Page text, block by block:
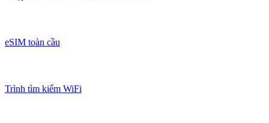
eSIM toàn cầu
Trình tìm kiếm WiFi